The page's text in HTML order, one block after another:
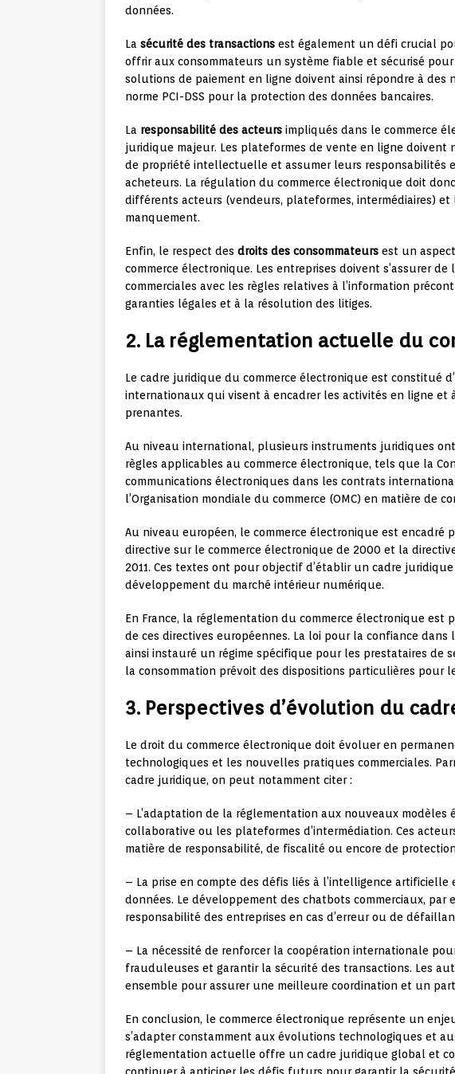
données.
La sécurité des transactions est également un défi crucial
offrir aux consommateurs un système fiable et sécurisé
solutions de paiement en ligne doivent ainsi répondre à des
norme PCI-DSS pour la protection des données bancaires.
La responsabilité des acteurs impliqués dans le commerce
juridique majeur. Les plateformes de vente en ligne doivent
de propriété intellectuelle et assumer leurs responsabilités
acheteurs. La régulation du commerce électronique doit
différents acteurs (vendeurs, plateformes, intermédiaires) et
manquement.
Enfin, le respect des droits des consommateurs est un
commerce électronique. Les entreprises doivent s’assurer
commerciales avec les règles relatives à l’information
garanties légales et à la résolution des litiges.
2. La réglementation actuelle du
Le cadre juridique du commerce électronique est constitué
internationaux qui visent à encadrer les activités en ligne et
prenantes.
Au niveau international, plusieurs instruments juridiques
règles applicables au commerce électronique, tels que la
communications électroniques dans les contrats
l’Organisation mondiale du commerce (OMC) en matière de
Au niveau européen, le commerce électronique est encadré
directive sur le commerce électronique de 2000 et la
2011. Ces textes ont pour objectif d’établir un cadre
développement du marché intérieur numérique.
En France, la réglementation du commerce électronique est
de ces directives européennes. La loi pour la confiance dans
ainsi instauré un régime spécifique pour les prestataires de
la consommation prévoit des dispositions particulières pour
3. Perspectives d’évolution du
Le droit du commerce électronique doit évoluer en
technologiques et les nouvelles pratiques commerciales.
cadre juridique, on peut notamment citer :
– L’adaptation de la réglementation aux nouveaux modèles
collaborative ou les plateformes d’intermédiation. Ces
matière de responsabilité, de fiscalité ou encore de
– La prise en compte des défis liés à l’intelligence
données. Le développement des chatbots commerciaux,
responsabilité des entreprises en cas d’erreur ou de
– La nécessité de renforcer la coopération internationale
frauduleuses et garantir la sécurité des transactions. Les
ensemble pour assurer une meilleure coordination et un
En conclusion, le commerce électronique représente un
s’adapter constamment aux évolutions technologiques et
réglementation actuelle offre un cadre juridique global et
continuer à anticiper les défis futurs pour garantir la